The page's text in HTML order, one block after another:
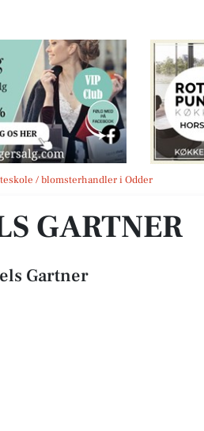
/ blomsterhandler i Odder
GARTNER
Gartner